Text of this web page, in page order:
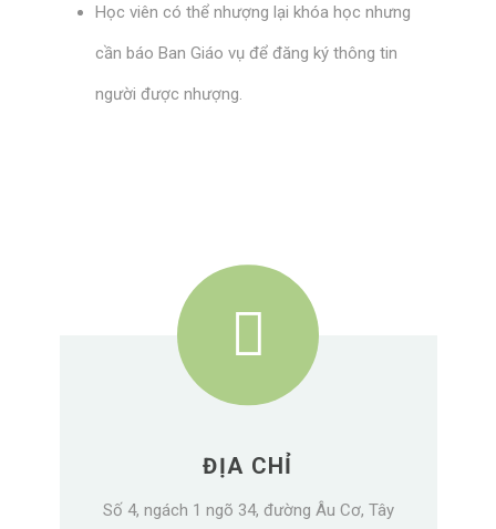
Học viên có thể nhượng lại khóa học nhưng
cần báo Ban Giáo vụ để đăng ký thông tin
người được nhượng.
ĐỊA CHỈ
Số 4, ngách 1 ngõ 34, đường Âu Cơ, Tây